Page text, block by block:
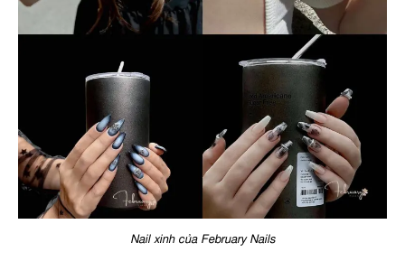
Nail xinh của February Nails